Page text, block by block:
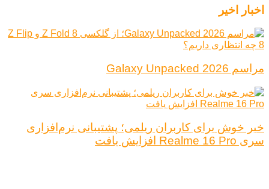
اخبار اخیر
مراسم Galaxy Unpacked 2026
خبر خوش برای کاربران ریلمی؛ پشتیبانی نرم‌افزاری
سری Realme 16 Pro افزایش یافت